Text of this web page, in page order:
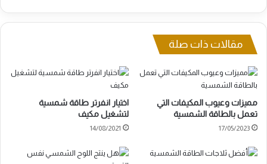
مقالات ذات صلة
مميزات وعيوب المكيفات التي
تعمل بالطاقة الشمسية
17/05/2023
اختيار انفرتر طاقة شمسية
لتشغيل مكيف
14/08/2021